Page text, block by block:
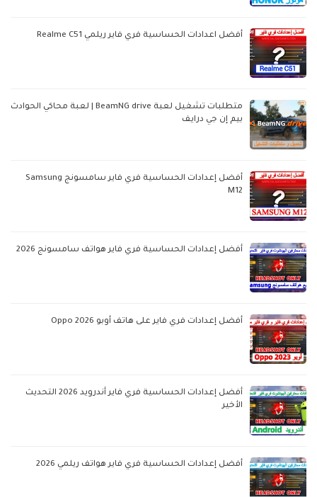
أفضل اعدادات الحساسية فري فاير ريلمي Realme C51
متطلبات تشغيل لعبة BeamNG drive | لعبة محاكي الحوادث
بيم إن جي درايف
أفضل إعدادات الحساسية فري فاير سامسونج Samsung
M12
أفضل إعدادات الحساسية فري فاير هواتف سامسونج 2026
أفضل إعدادات فري فاير على هاتف أوبو Oppo 2026
أفضل إعدادات الحساسية فري فاير أندرويد 2026 التحديث
الأخير
أفضل إعدادات الحساسية فري فاير هواتف ريلمي 2026